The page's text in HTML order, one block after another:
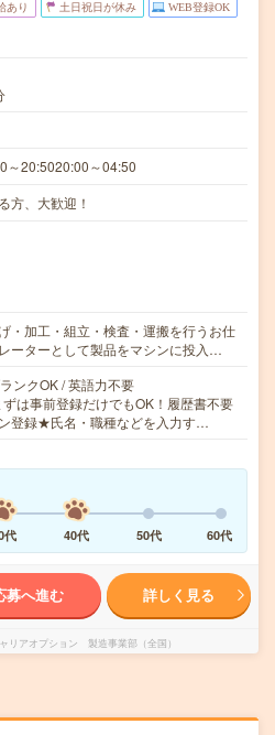
あり 土日祝日が休み WEB登録OK
～20:5020:00～04:50
方、大歓迎！
・加工・組立・検査・運搬を行うお仕
ーターとして製品をマシンに投入…
ンクOK / 英語力不要
は事前登録だけでもOK！履歴書不要
登録★氏名・職種などを入力す…
代 40代 50代 60代
募へ進む 詳しく見る
リアオプション 製造事業部（全国）